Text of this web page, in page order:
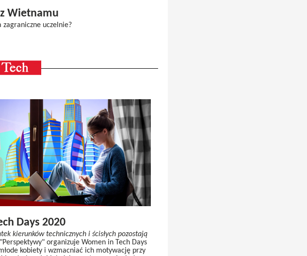
Wietnamu
uczelnie?
Days 2020
kierunków technicznych i ścisłych pozostają
organizuje Women in Tech Days
kobiety i wzmacniać ich motywację przy